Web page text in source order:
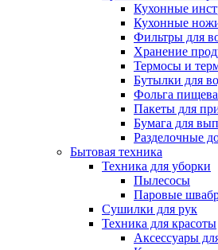
Кухонные
Кухонные
Фильтры для
Хранение
Термосы и
Бутылки для
Фольга
Пакеты для
Бумага для
Разделочные
Бытовая техника
Техника для уборки
Пылесосы
Паровые
Сушилки для рук
Техника для красоты
Аксессуары